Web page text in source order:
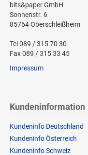
bits&paper GmbH
Sonnenstr. 6
85764 Oberschleißheim
Tel 089 / 315 70 30
Fax 089 / 315 33 45
Impressum
Kundeninformation
Kundeninfo Deutschland
Kundeninfo Österreich
Kundeninfo Schweiz